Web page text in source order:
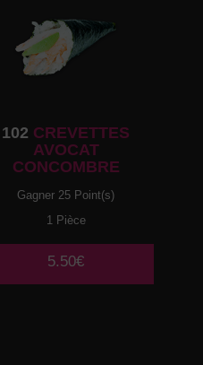
102 CREVETTES
AVOCAT
CONCOMBRE
Gagner 25 Point(s)
1 Pièce
5.50€